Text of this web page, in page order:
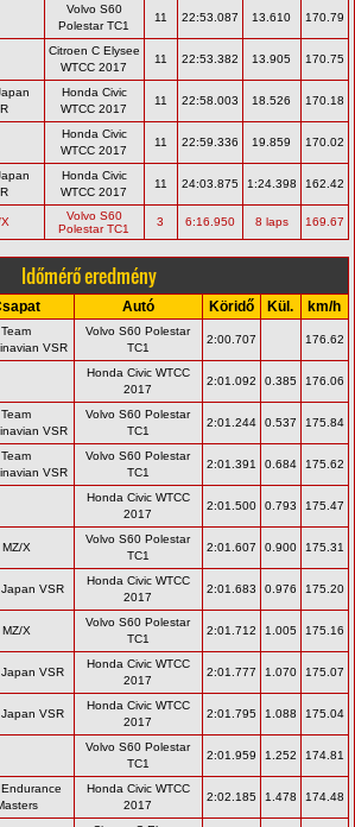
Volvo S60
Polestar TC1
11 22:53.087 13.610 170.79
Citroen C Elysee
WTCC 2017
11 22:53.382 13.905 170.75
Honda Civic
WTCC 2017
11 22:58.003 18.526 170.18
Honda Civic
WTCC 2017
11 22:59.336 19.859 170.02
Honda Civic
WTCC 2017
11 24:03.875 1:24.398 162.42
Volvo S60
Polestar TC1
3 6:16.950 8 laps 169.67
Időmérő eredmény
Autó Köridő Kül. km/h
Team
VSR
Volvo S60 Polestar
TC1
2:00.707 176.62
Honda Civic WTCC
2017
2:01.092 0.385 176.06
Team
VSR
Volvo S60 Polestar
TC1
2:01.244 0.537 175.84
Team
VSR
Volvo S60 Polestar
TC1
2:01.391 0.684 175.62
Honda Civic WTCC
2017
2:01.500 0.793 175.47
MZ/X
Volvo S60 Polestar
TC1
2:01.607 0.900 175.31
Japan VSR
Honda Civic WTCC
2017
2:01.683 0.976 175.20
MZ/X
Volvo S60 Polestar
TC1
2:01.712 1.005 175.16
Japan VSR
Honda Civic WTCC
2017
2:01.777 1.070 175.07
Japan VSR
Honda Civic WTCC
2017
2:01.795 1.088 175.04
Volvo S60 Polestar
TC1
2:01.959 1.252 174.81
Honda Civic WTCC
2017
2:02.185 1.478 174.48